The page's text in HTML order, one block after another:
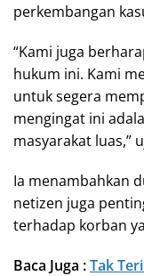
perkembangan
“Kami juga
hukum ini. Kami
untuk segera
mengingat ini
masyarakat luas,”
Ia menambahkan
netizen juga
terhadap korban
Baca Juga :Tak